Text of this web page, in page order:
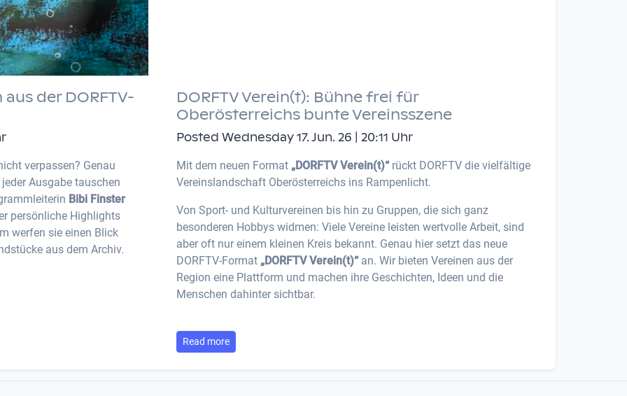
der DORFTV-
verpassen? Genau
Ausgabe tauschen
Bibi Finster
persönliche Highlights
werfen sie einen Blick
aus dem Archiv.
DORFTV Verein(t): Bühne frei für
Oberösterreichs bunte Vereinsszene
Posted Wednesday 17. Jun. 26 | 20:11 Uhr
Mit dem neuen Format „DORFTV Verein(t)“rückt DORFTV die vielfältige
Vereinslandschaft Oberösterreichs ins Rampenlicht.
Von Sport- und Kulturvereinen bis hin zu Gruppen, die sich ganz
besonderen Hobbys widmen: Viele Vereine leisten wertvolle Arbeit, sind
aber oft nur einem kleinen Kreis bekannt. Genau hier setzt das neue
DORFTV-Format „DORFTV Verein(t)“an. Wir bieten Vereinen aus der
Region eine Plattform und machen ihre Geschichten, Ideen und die
Menschen dahinter sichtbar.
Read more